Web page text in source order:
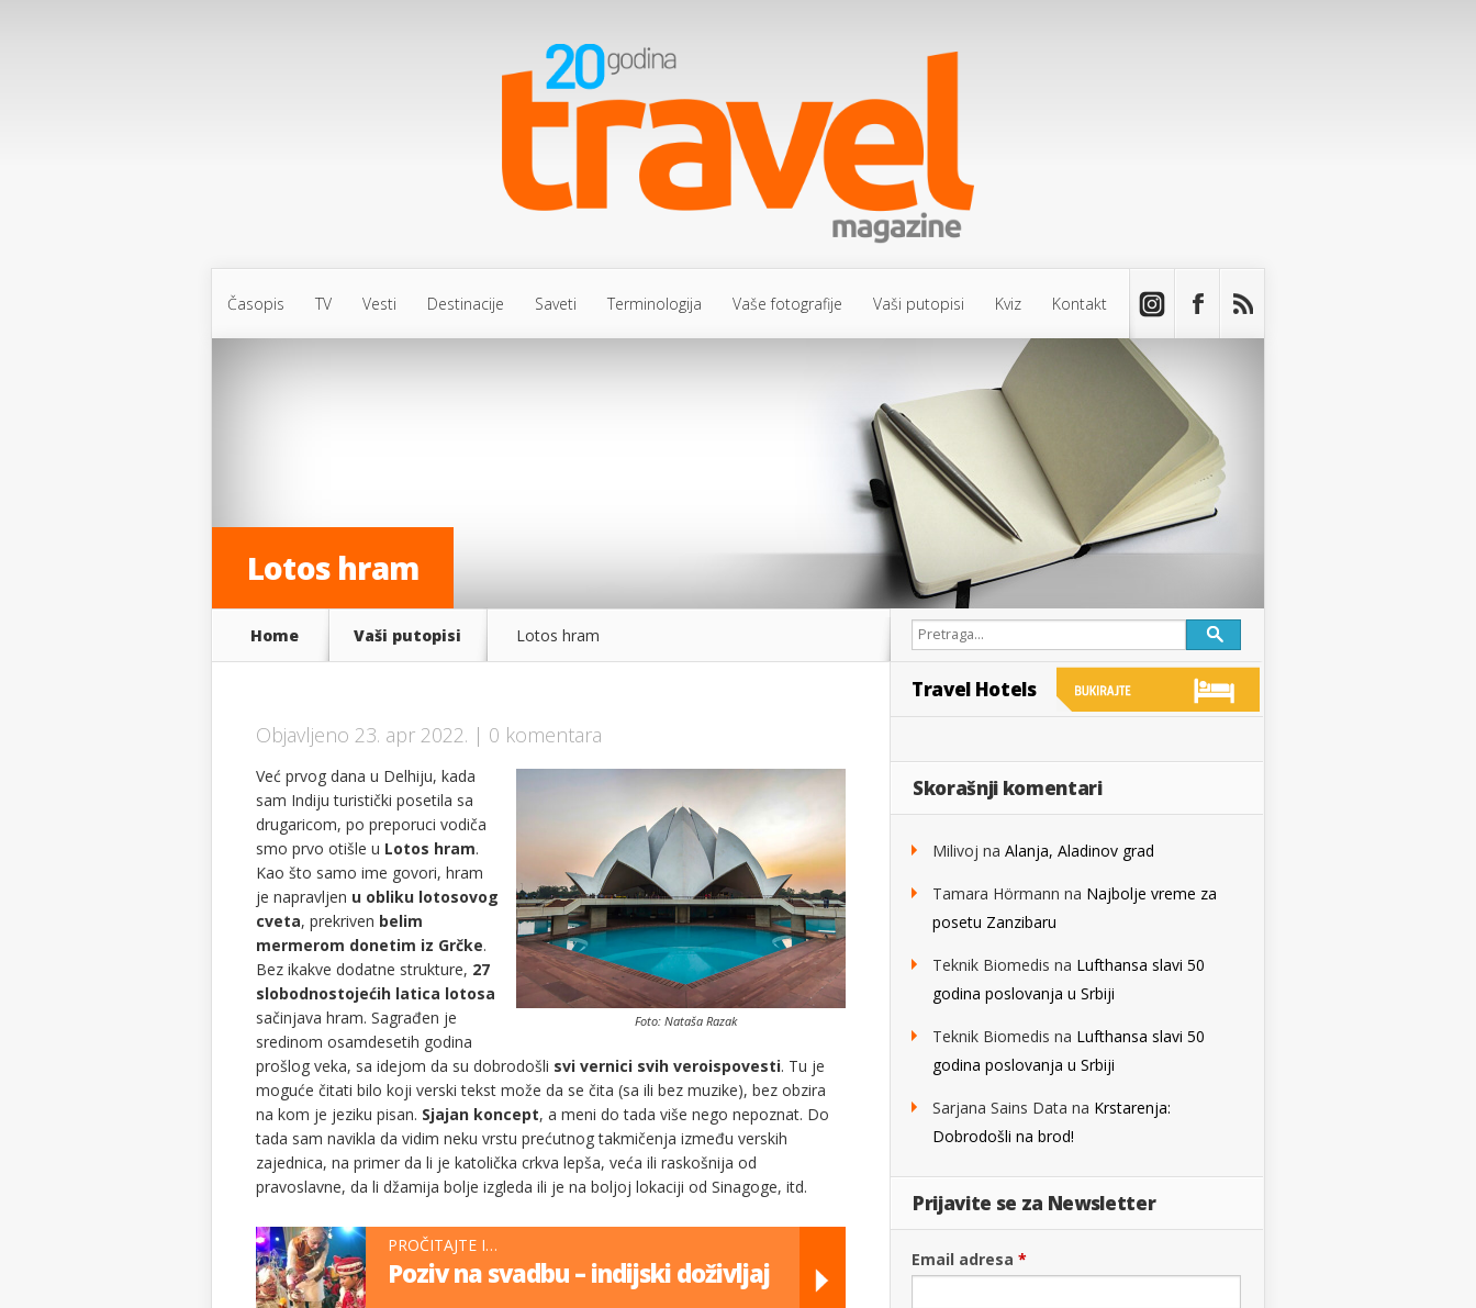
Časopis TV Vesti Destinacije Saveti Terminologija Vaše fotografije Vaši putopisi Kviz Kontakt
Lotos hram
Home Vaši putopisi Lotos hram
Objavljeno 23. apr 2022. | 0 komentara
Foto: Nataša Razak
Već prvog dana u Delhiju, kada
sam Indiju turistički posetila sa
drugaricom, po preporuci vodiča
smo prvo otišle u Lotos hram.
Kao što samo ime govori, hram
je napravljen u obliku lotosovog
cveta, prekriven belim
mermerom donetim iz Grčke.
Bez ikakve dodatne strukture, 27
slobodnostojećih latica lotosa
sačinjava hram. Sagrađen je
sredinom osamdesetih godina
prošlog veka, sa idejom da su dobrodošli svi vernici svih veroispovesti. Tu je
moguće čitati bilo koji verski tekst može da se čita (sa ili bez muzike), bez obzira
na kom je jeziku pisan. Sjajan koncept, a meni do tada više nego nepoznat. Do
tada sam navikla da vidim neku vrstu prećutnog takmičenja između verskih
zajednica, na primer da li je katolička crkva lepša, veća ili raskošnija od
pravoslavne, da li džamija bolje izgleda ili je na boljoj lokaciji od Sinagoge, itd.
PROČITAJTE I…
Poziv na svadbu – indijski doživljaj
Travel Hotels
Skorašnji komentari
Milivoj na Alanja, Aladinov grad
Tamara Hörmann na Najbolje vreme za
posetu Zanzibaru
Teknik Biomedis na Lufthansa slavi 50
godina poslovanja u Srbiji
Teknik Biomedis na Lufthansa slavi 50
godina poslovanja u Srbiji
Sarjana Sains Data na Krstarenja:
Dobrodošli na brod!
Prijavite se za Newsletter
Email adresa *